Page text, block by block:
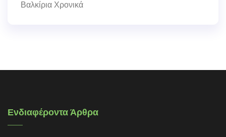
Βαλκίρια Χρονικά
Ενδιαφέροντα Άρθρα